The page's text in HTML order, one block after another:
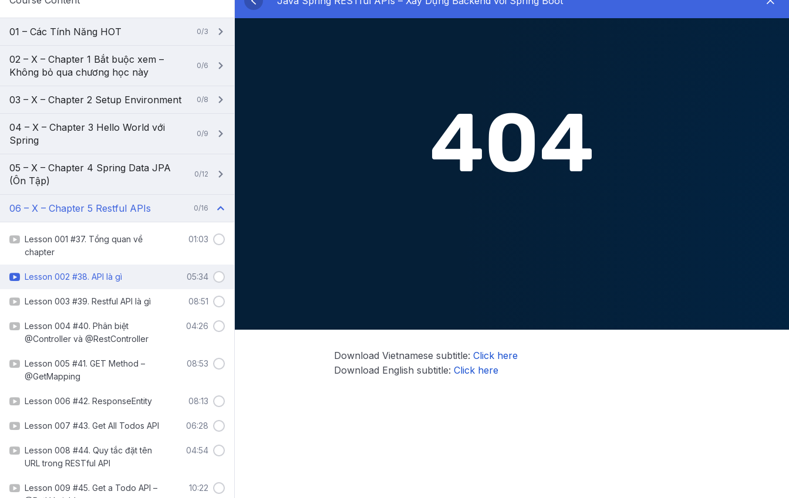
01 – Các Tính Năng HOT 0/3
02 – X – Chapter 1 Bắt buộc xem –
Không bỏ qua chương học này
0/6
03 – X – Chapter 2 Setup Environment 0/8
04 – X – Chapter 3 Hello World với
Spring
0/9
05 – X – Chapter 4 Spring Data JPA
(Ôn Tập)
0/12
06 – X – Chapter 5 Restful APIs 0/16
Lesson 001 #37. Tổng quan về
chapter
01:03
Lesson 002 #38. API là gì 05:34
Lesson 003 #39. Restful API là gì 08:51
Lesson 004 #40. Phân biệt
@Controller và @RestController
04:26
Lesson 005 #41. GET Method –
@GetMapping
08:53
Lesson 006 #42. ResponseEntity 08:13
Lesson 007 #43. Get All Todos API 06:28
Lesson 008 #44. Quy tắc đặt tên
URL trong RESTful API
04:54
Lesson 009 #45. Get a Todo API –
10:22
Download Vietnamese subtitle:Click here
Download English subtitle:Click here